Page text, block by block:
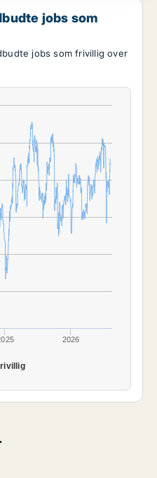
jobs som
jobs som frivillig over
2026